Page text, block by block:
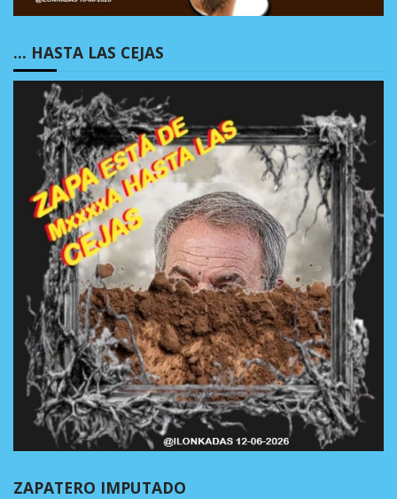
… HASTA LAS CEJAS
ZAPATERO IMPUTADO